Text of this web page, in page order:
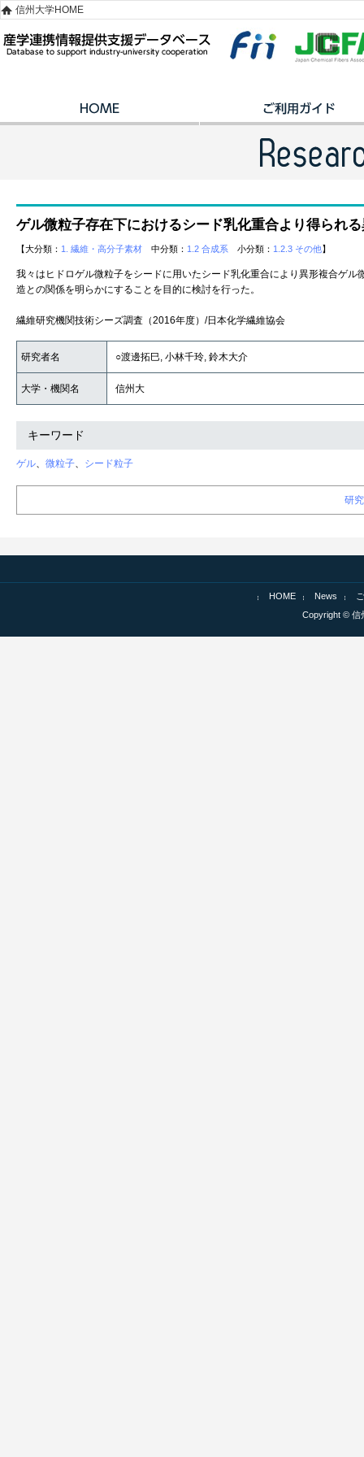
信州大学HOME
ゲル微粒子存在下におけるシード乳化重合より得られ
【大分類： 1. 繊維・高分子素材 中分類： 1.2 合成系 小分類： 1.2.3 その他】
我々はヒドロゲル微粒子をシードに用いたシード乳化重合により異形複合ゲ
造との関係を明らかにすることを目的に検討を行った。
繊維研究機関技術シーズ調査（2016年度）/日本化学繊維協会
研究者名 ○渡邊拓巳, 小林千玲, 鈴木大介
大学・機関名 信州大
キーワード
ゲル、 微粒子、 シード粒子
研
HOME News
Copyright © 信